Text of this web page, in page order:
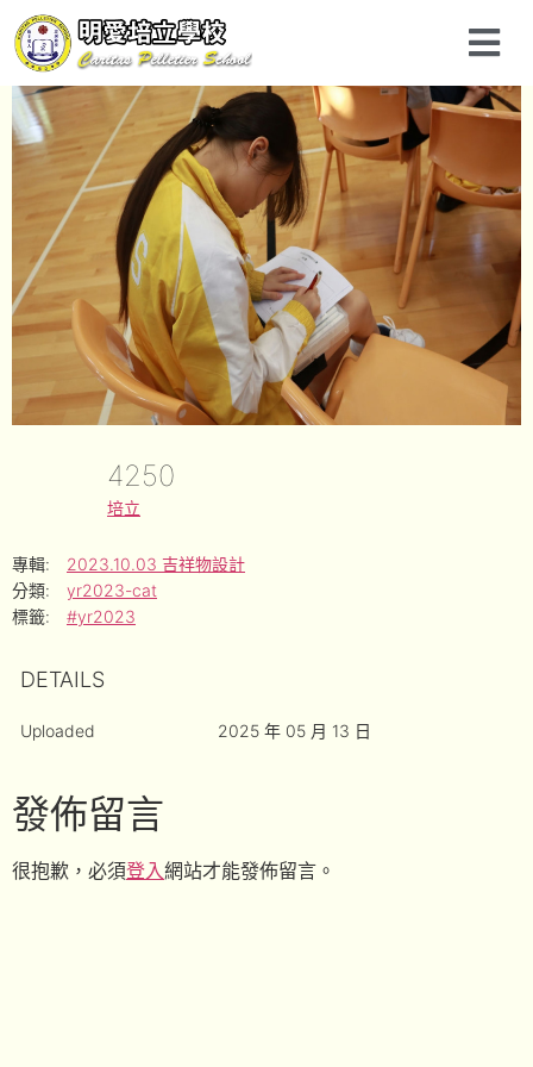
4250
培立
專輯:
2023.10.03 吉祥物設計
分類:
yr2023-cat
標籤:
#yr2023
DETAILS
Uploaded 2025 年 05 月 13 日
發佈留言
很抱歉，必須登入網站才能發佈留言。